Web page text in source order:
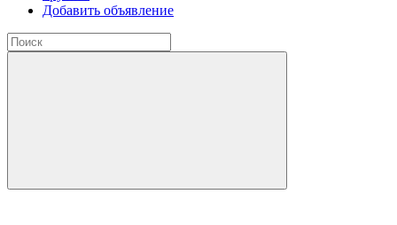
Добавить объявление